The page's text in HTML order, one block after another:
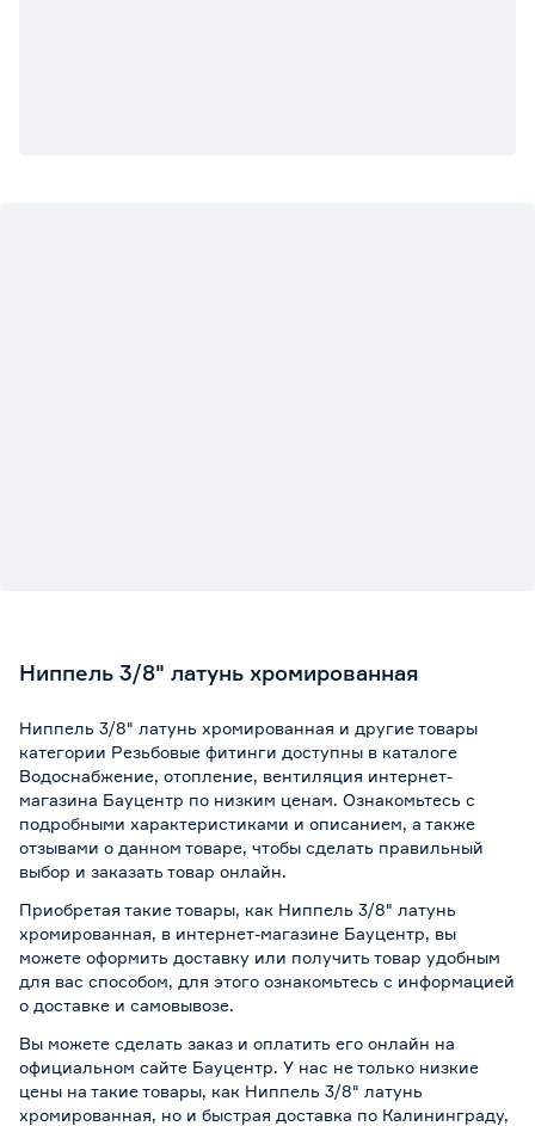
Ниппель 3/8" латунь хромированная
Ниппель 3/8" латунь хромированная и другие товары
категории Резьбовые фитинги доступны в каталоге
Водоснабжение, отопление, вентиляция интернет-
магазина Бауцентр по низким ценам. Ознакомьтесь с
подробными характеристиками и описанием, а также
отзывами о данном товаре, чтобы сделать правильный
выбор и заказать товар онлайн.
Приобретая такие товары, как Ниппель 3/8" латунь
хромированная, в интернет-магазине Бауцентр, вы
можете оформить доставку или получить товар удобным
для вас способом, для этого ознакомьтесь с информацией
о доставке и самовывозе.
Вы можете сделать заказ и оплатить его онлайн на
официальном сайте Бауцентр. У нас не только низкие
цены на такие товары, как Ниппель 3/8" латунь
хромированная, но и быстрая доставка по Калининграду,